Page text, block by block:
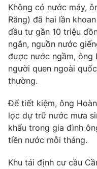
Giải sao mai
Sao
Làm đẹp
Chất lượng cuộc sống
Giáo dục
Tuyển sinh
Học trực tuyến
Công nghệ
Hitech Công nghệ
Sản phẩm
Thị trường
Tư vấn
Giao lưu trực tuyến
Chuyên mục khác
Không có nước máy,
Răng) đã hai lần
đầu tư gần 10 triệu
ngắn, nguồn nước
được nước ngầm, ông
người quen ngoài
thường.
Để tiết kiệm, ông
lọc dự trữ nước mưa
khẩu trong gia đình
tiền nước mỗi tháng.
Khu tái định cư cầu